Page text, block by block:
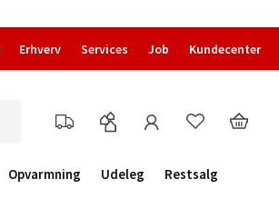
Erhverv Services Job Kundecenter
Opvarmning Udeleg
Restsalg